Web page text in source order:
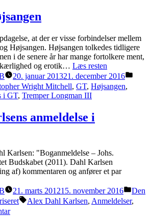
at der er visse forbindelser mellem
Højsangen. Højsangen tolkedes tidligere
i de senere år har mange fortolkere ment,
kærlighed og erotik… Læs resten
20. januar 201321. december 2016
Wright Mitchell, GT, Højsangen,
i GT, Tremper Longman III
anmeldelse i
Karlsen: "Boganmeldelse – Johs.
Budskabet (2011). Dahl Karlsen
af) kommentaren og anfører et par
21. marts 201215. november 2016
in
Den
Tags:
Alex Dahl Karlsen, Anmeldelser,
til